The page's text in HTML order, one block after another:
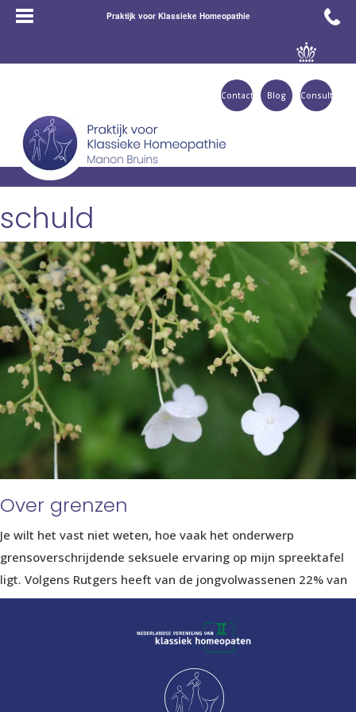
Praktijk voor Klassieke Homeopathie
Consult
Blog
Contact
schuld
Over grenzen
Je wilt het vast niet weten, hoe vaak het onderwerp
grensoverschrijdende seksuele ervaring op mijn spreektafel
ligt. Volgens Rutgers heeft van de jongvolwassenen 22% van